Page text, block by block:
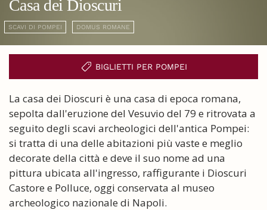
Casa dei Dioscuri
SCAVI DI POMPEI DOMUS ROMANE
BIGLIETTI PER POMPEI
La casa dei Dioscuri è una casa di epoca romana,
sepolta dall'eruzione del Vesuvio del 79 e ritrovata a
seguito degli scavi archeologici dell'antica Pompei:
si tratta di una delle abitazioni più vaste e meglio
decorate della città e deve il suo nome ad una
pittura ubicata all'ingresso, raffigurante i Dioscuri
Castore e Polluce, oggi conservata al museo
archeologico nazionale di Napoli.